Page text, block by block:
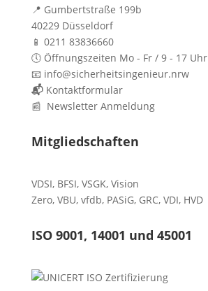
📍 Gumbertstraße 199b
40229 Düsseldorf
📱 0211 83836660
🕔 Öffnungszeiten Mo - Fr / 9 - 17 Uhr
📧 info@sicherheitsingenieur.nrw
📬 Kontaktformular
📰 Newsletter Anmeldung
Mitgliedschaften
VDSI, BFSI, VSGK, Vision
Zero, VBU, vfdb, PASiG, GRC, VDI, HVD
ISO 9001, 14001 und 45001